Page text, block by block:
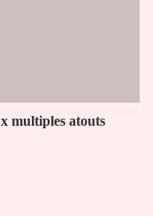
multiples atouts